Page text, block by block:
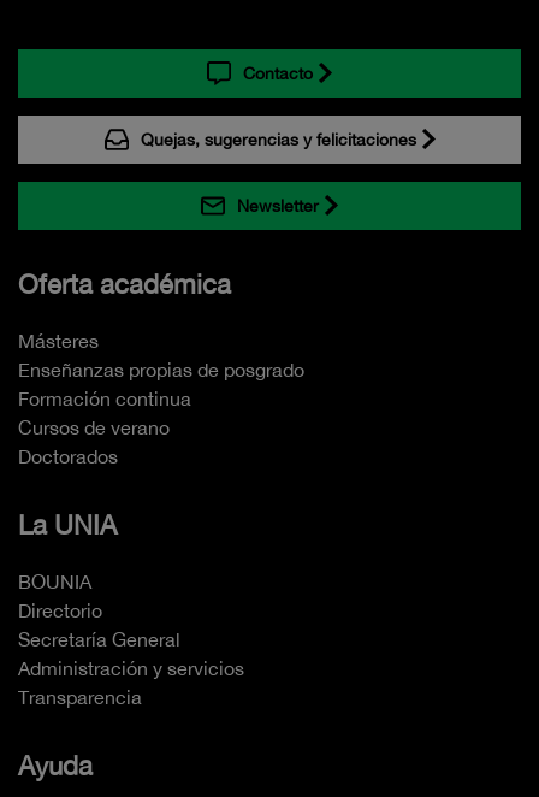
Contacto
Quejas, sugerencias y felicitaciones
Newsletter
Oferta académica
Másteres
Enseñanzas propias de posgrado
Formación continua
Cursos de verano
Doctorados
La UNIA
BOUNIA
Directorio
Secretaría General
Administración y servicios
Transparencia
Ayuda